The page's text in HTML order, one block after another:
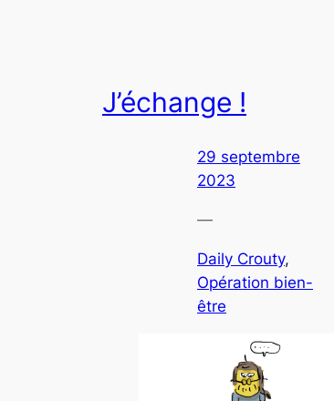
J’échange !
29 septembre
2023
—
Daily Crouty
Opération bien-
être